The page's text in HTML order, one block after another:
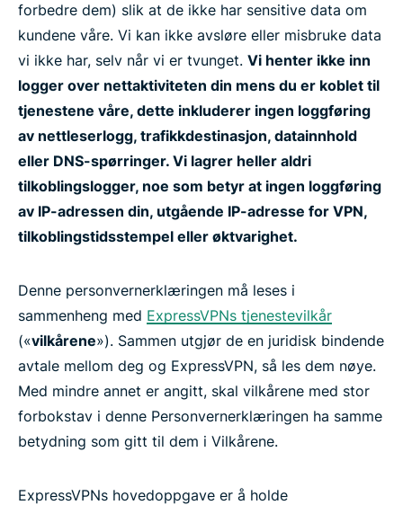
forbedre dem) slik at de ikke har sensitive data om
kundene våre. Vi kan ikke avsløre eller misbruke data
vi ikke har, selv når vi er tvunget. Vi henter ikke inn
logger over nettaktiviteten din mens du er koblet til
tjenestene våre, dette inkluderer ingen loggføring
av nettleserlogg, trafikkdestinasjon, datainnhold
eller DNS-spørringer. Vi lagrer heller aldri
tilkoblingslogger, noe som betyr at ingen loggføring
av IP-adressen din, utgående IP-adresse for VPN,
tilkoblingstidsstempel eller øktvarighet.
Denne personvernerklæringen må leses i
sammenheng med ExpressVPNs tjenestevilkår
(«vilkårene»). Sammen utgjør de en juridisk bindende
avtale mellom deg og ExpressVPN, så les dem nøye.
Med mindre annet er angitt, skal vilkårene med stor
forbokstav i denne Personvernerklæringen ha samme
betydning som gitt til dem i Vilkårene.
ExpressVPNs hovedoppgave er å holde